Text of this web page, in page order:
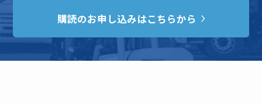
購読のお申し込みはこちらから